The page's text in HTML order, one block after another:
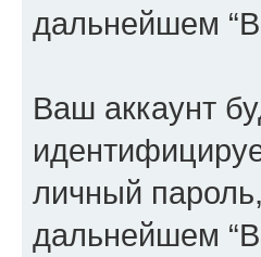
дальнейшем
Ваш аккаунт
личный
дальнейшем